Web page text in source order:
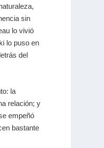
sin
lo vivió
lo puso en
del
la
relación; y
empeñó
bastante